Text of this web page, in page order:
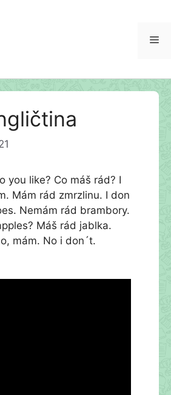
you like? Co máš rád? I
Mám rád zmrzlinu. I don
Nemám rád brambory.
Máš rád jablka.
mám. No i don´t.